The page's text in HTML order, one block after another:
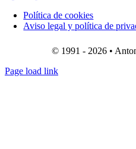
Política de cookies
Aviso legal y política de
© 1991 - 2026 •
Page load link